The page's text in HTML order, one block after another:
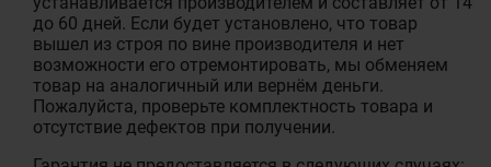
до 60 дней. Если будет установлено, что товар
вышел из строя по вине производителя и нет
возможности его отремонтировать, мы обменяем
товар на аналогичный или вернём деньги.
Пожалуйста, проверьте комплектность товара и
отсутствие дефектов при получении.